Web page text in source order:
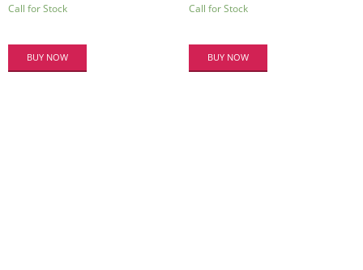
Call for Stock
BUY NOW
Call for Stock
BUY NOW